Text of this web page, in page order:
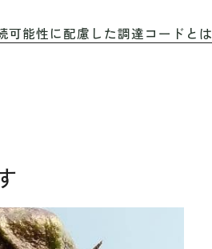
可能性に配慮した調達コードとは